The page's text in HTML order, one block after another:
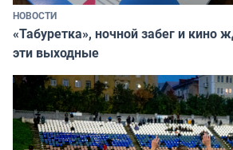
НОВОСТИ
«Табуретка», ночной забег и кино
эти выходные